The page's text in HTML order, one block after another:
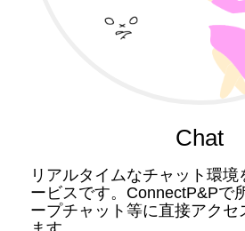
Chat
リアルタイムなチャット環
ービスです。ConnectP&Pで
ープチャット等に直接アクセ